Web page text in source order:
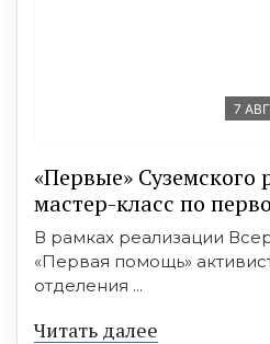
7
«Первые»
мастер-класс по
В рамках реализации
«Первая помощь»
отделения ...
Читать далее